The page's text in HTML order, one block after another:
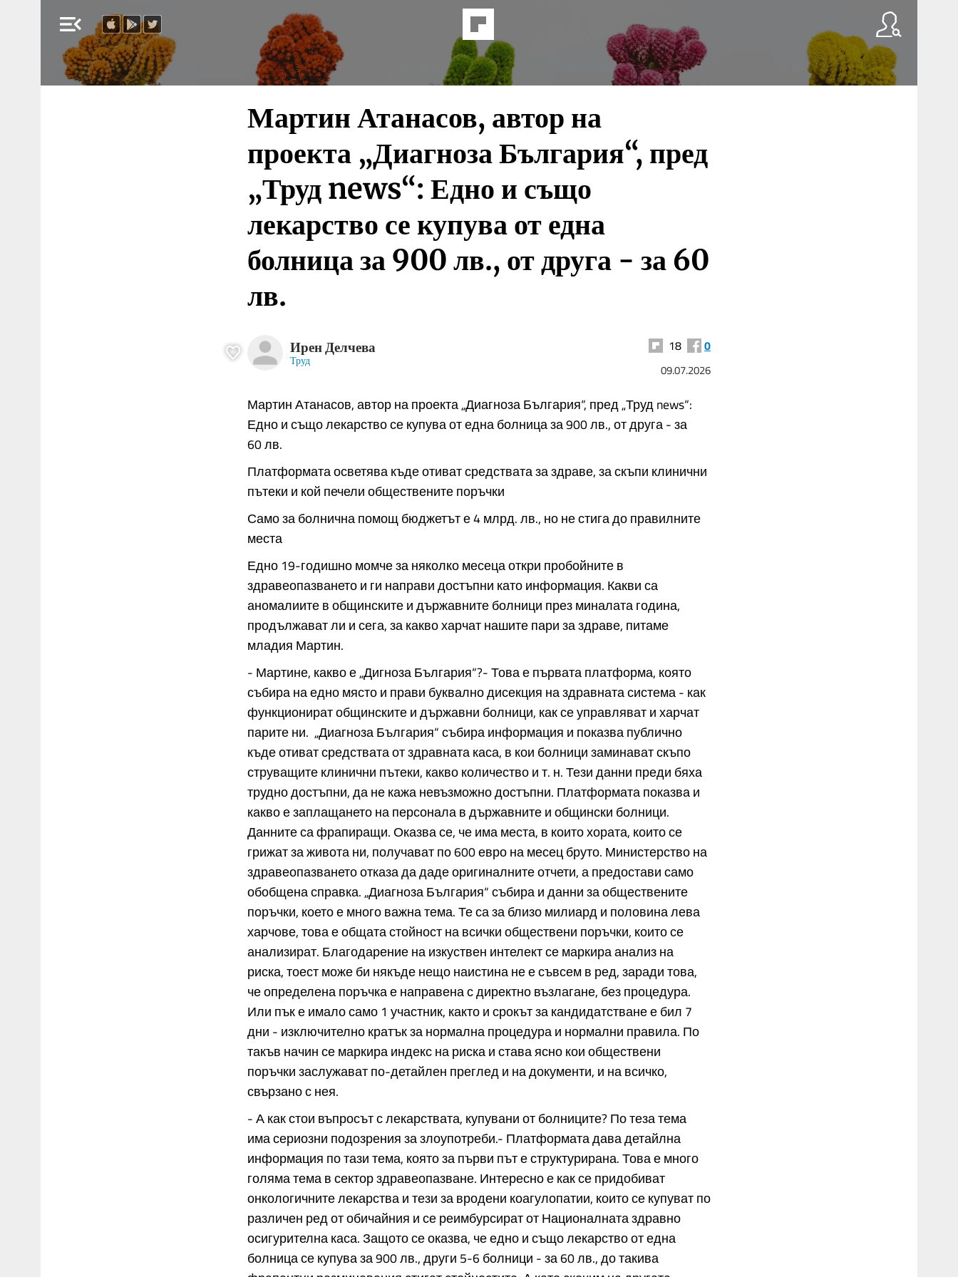
menu_open
Мартин Атанасов, автор на
проекта „Диагноза България“, пред
„Труд news“: Едно и също
лекарство се купува от една
болница за 900 лв., от друга - за 60
лв.
Ирен Делчева
Труд
18 0
09.07.2026
Мартин Атанасов, автор на проекта „Диагноза България“, пред „Труд news“:
Едно и също лекарство се купува от една болница за 900 лв., от друга - за
60 лв.
Платформата осветява къде отиват средствата за здраве, за скъпи клинични
пътеки и кой печели обществените поръчки
Само за болнична помощ бюджетът е 4 млрд. лв., но не стига до правилните
места
Едно 19-годишно момче за няколко месеца откри пробойните в
здравеопазването и ги направи достъпни като информация. Какви са
аномалиите в общинските и държавните болници през миналата година,
продължават ли и сега, за какво харчат нашите пари за здраве, питаме
младия Мартин.
- Мартине, какво е „Дигноза България“?- Това е първата платформа, която
събира на едно място и прави буквално дисекция на здравната система - как
функционират общинските и държавни болници, как се управляват и харчат
парите ни. „Диагноза България“ събира информация и показва публично
къде отиват средствата от здравната каса, в кои болници заминават скъпо
струващите клинични пътеки, какво количество и т. н. Тези данни преди бяха
трудно достъпни, да не кажа невъзможно достъпни. Платформата показва и
какво е заплащането на персонала в държавните и общински болници.
Данните са фрапиращи. Оказва се, че има места, в които хората, които се
грижат за живота ни, получават по 600 евро на месец бруто. Министерство на
здравеопазването отказа да даде оригиналните отчети, а предостави само
обобщена справка. „Диагноза България“ събира и данни за обществените
поръчки, което е много важна тема. Те са за близо милиард и половина лева
харчове, това е общата стойност на всички обществени поръчки, които се
анализират. Благодарение на изкуствен интелект се маркира анализ на
риска, тоест може би някъде нещо наистина не е съвсем в ред, заради това,
че определена поръчка е направена с директно възлагане, без процедура.
Или пък е имало само 1 участник, както и срокът за кандидатстване е бил 7
дни - изключително кратък за нормална процедура и нормални правила. По
такъв начин се маркира индекс на риска и става ясно кои обществени
поръчки заслужават по-детайлен преглед и на документи, и на всичко,
свързано с нея.
- А как стои въпросът с лекарствата, купувани от болниците? По теза тема
има сериозни подозрения за злоупотреби.- Платформата дава детайлна
информация по тази тема, която за първи път е структурирана. Това е много
голяма тема в сектор здравеопазване. Интересно е как се придобиват
онкологичните лекарства и тези за вродени коагулопатии, които се купуват по
различен ред от обичайния и се реимбурсират от Националната здравно
осигурителна каса. Защото се оказва, че едно и също лекарство от една
болница се купува за 900 лв., други 5-6 болници - за 60 лв., до такива